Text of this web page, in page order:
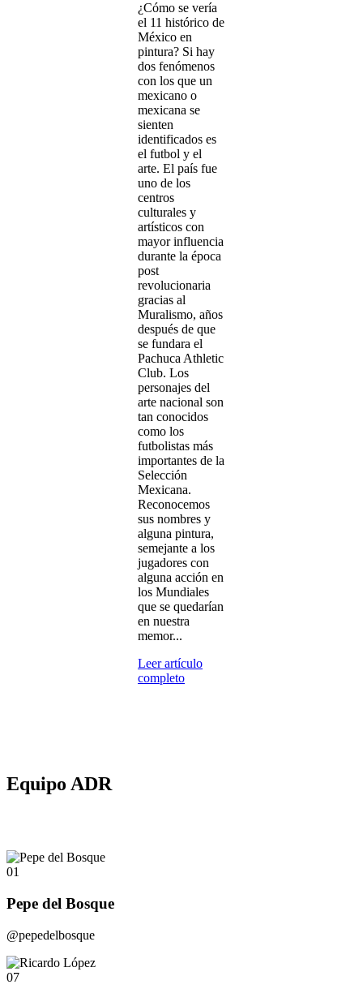
¿Cómo se vería
el 11 histórico de
México en
pintura? Si hay
dos fenómenos
con los que un
mexicano o
mexicana se
sienten
identificados es
el futbol y el
arte. El país fue
uno de los
centros
culturales y
artísticos con
mayor influencia
durante la época
post
revolucionaria
gracias al
Muralismo, años
después de que
se fundara el
Pachuca Athletic
Club. Los
personajes del
arte nacional son
tan conocidos
como los
futbolistas más
importantes de la
Selección
Mexicana.
Reconocemos
sus nombres y
alguna pintura,
semejante a los
jugadores con
alguna acción en
los Mundiales
que se quedarían
en nuestra
memor...
Leer artículo
completo
Equipo ADR
01
Pepe del Bosque
@pepedelbosque
07